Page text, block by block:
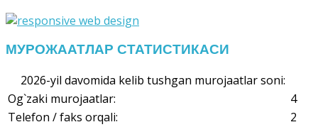
МУРОЖААТЛАР СТАТИСТИКАСИ
2026-yil davomida kelib tushgan murojaatlar soni:
Og`zaki murojaatlar:
4
Telefon / faks orqali:
2